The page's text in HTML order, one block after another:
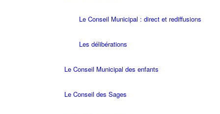
Le Conseil Municipal : direct et rediffusions
Les délibérations
Le Conseil Municipal des enfants
Le Conseil des Sages